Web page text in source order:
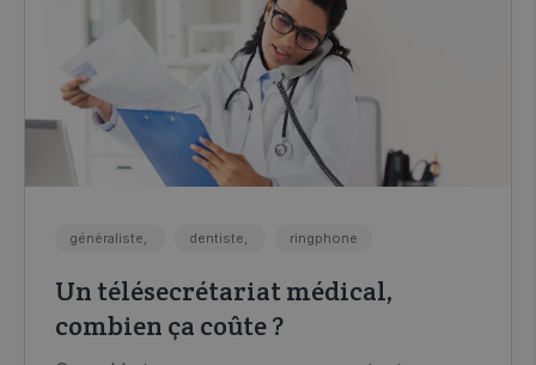
généraliste, dentiste, ringphone
Un télésecrétariat médical,
combien ça coûte ?